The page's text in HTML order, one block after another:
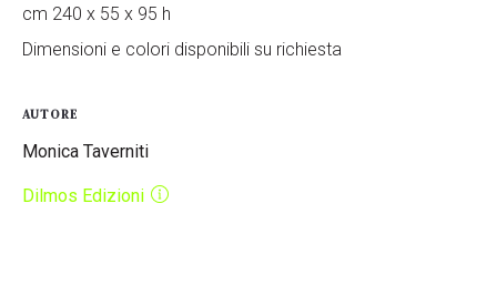
cm 240 x 55 x 95 h
Dimensioni e colori disponibili su richiesta
AUTORE
Monica Taverniti
Dilmos Edizioni